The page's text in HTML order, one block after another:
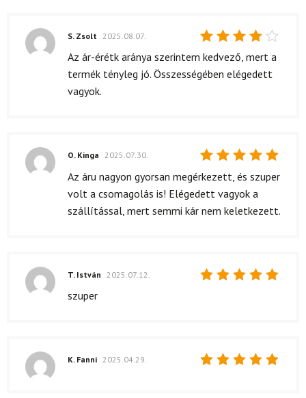
Értékelés:
S. Zsolt 2025.08.07.
Az ár-érétk aránya szerintem kedvező, mert a
termék tényleg jó. Összességében elégedett
vagyok.
Értékelés:
/ 5
O. Kinga 2025.07.30.
Az áru nagyon gyorsan megérkezett, és szuper
volt a csomagolás is! Elégedett vagyok a
szállítással, mert semmi kár nem keletkezett.
T. István 2025.07.12.
szuper
K. Fanni 2025.04.29.